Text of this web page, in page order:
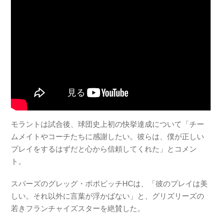
モラントは試合後、球団史上初の快挙達成について「チー
ムメイトやコーチたちに感謝したい。彼らは、僕が正しい
プレイをするはずだと心から信頼してくれた」とコメン
ト。
スパーズのグレッグ・ポポビッチHCは、「彼のプレイは美
しい。それ以外に言葉が浮かばない」と、グリズリーズの
若きフランチャイズスターを絶賛した。